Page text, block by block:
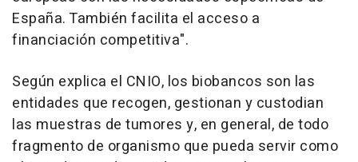
España. También facilita el acceso a
financiación competitiva".
Según explica el CNIO, los biobancos son las
entidades que recogen, gestionan y custodian
las muestras de tumores y, en general, de todo
fragmento de organismo que pueda servir como